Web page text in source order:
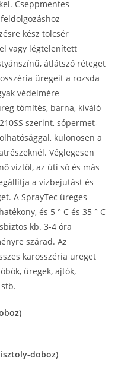
Cseppmentes
kész tölcsér
vagy légtelenített
átlátszó réteget
üregeit a rozsda
védelmére
tömítés, barna, kiváló
szerint, sópermet-
különösen a
Véglegesen
víztől, az úti só és más
a vízbejutást és
A SprayTec üreges
és 5 ° C és 35 ° C
kb. 3-4 óra
szárad. Az
karosszéria üreget
üregek, ajtók,
doboz)